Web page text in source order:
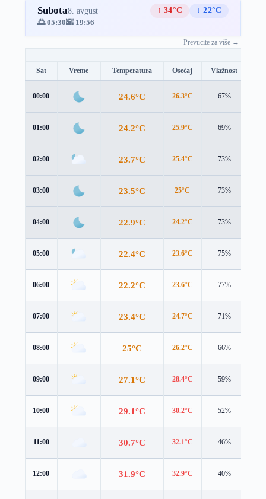
Subota8. avgust ↑ 34°C
↓ 22°C
🌅 05:30🌇 19:56
Prevucite za više →
Sat Vreme Temperatura Osećaj Vlažnost
00:00 24.6°C 26.3°C 67%
01:00 24.2°C 25.9°C 69%
02:00 23.7°C 25.4°C 73%
03:00 23.5°C 25°C 73%
04:00 22.9°C 24.2°C 73%
05:00 22.4°C 23.6°C 75%
06:00 22.2°C 23.6°C 77%
07:00 23.4°C 24.7°C 71%
08:00 25°C 26.2°C 66%
09:00 27.1°C 28.4°C 59%
10:00 29.1°C 30.2°C 52%
11:00 30.7°C 32.1°C 46%
12:00 31.9°C 32.9°C 40%